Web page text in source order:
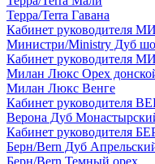
Терра/Terra Гавана
Кабинет руководителя
Министри/Ministry Дуб
Кабинет
Милан Люкс Орех
Милан Люкс Венге
Кабинет руководителя
Верона Дуб
Кабинет руководителя
Берн/Bern Дуб
Берн/Bern Темный орех